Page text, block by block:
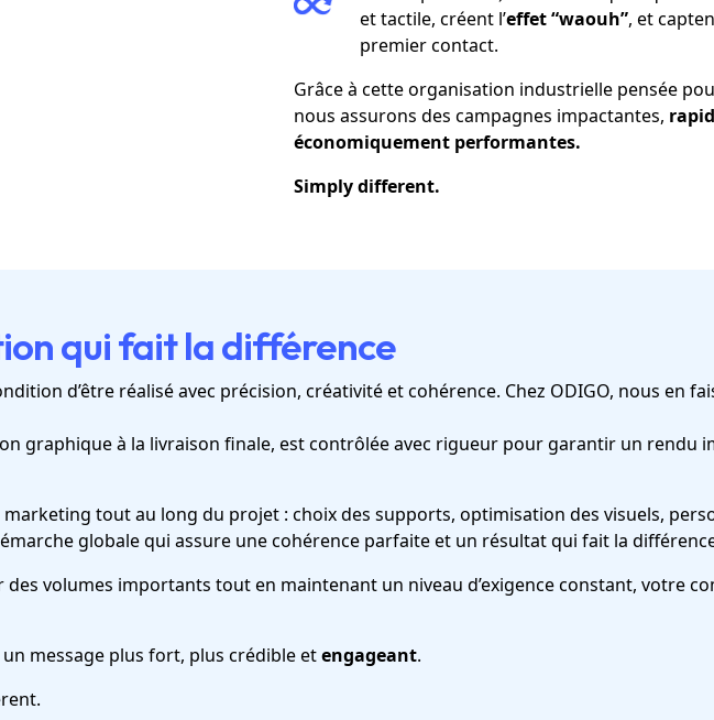
et tactile, créent l’effet “waouh”, et
premier contact.
Grâce à cette organisation industrielle pensée
nous assurons des campagnes impactantes,
économiquement performantes.
Simply different.
qui fait la différence
d’être réalisé avec précision, créativité et cohérence. Chez ODIGO, nous en
graphique à la livraison finale, est contrôlée avec rigueur pour garantir un rendu
tout au long du projet : choix des supports, optimisation des visuels,
globale qui assure une cohérence parfaite et un résultat qui fait la
des volumes importants tout en maintenant un niveau d’exigence constant, votre
message plus fort, plus crédible etengageant.